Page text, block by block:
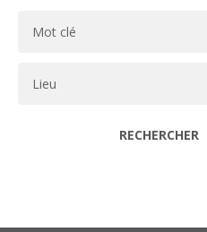
RECHERCHER